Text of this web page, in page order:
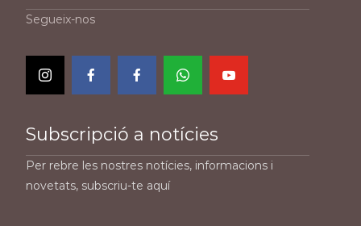
Segueix-nos
Subscripció a notícies
Per rebre les nostres notícies, informacions i
novetats, subscriu-te aquí